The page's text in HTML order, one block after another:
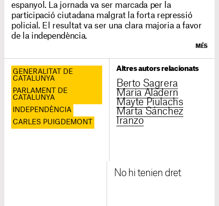
espanyol. La jornada va ser marcada per la
participació ciutadana malgrat la forta repressió
policial. El resultat va ser una clara majoria a favor
de la independència.
MÉS
GENERALITAT DE
CATALUNYA
PARLAMENT DE
CATALUNYA
INDEPENDÈNCIA
CARLES PUIGDEMONT
Altres autors relacionats
Berto Sagrera
Maria Aladern
Mayte Piulachs
Marta Sánchez
Iranzo
No hi tenien dret